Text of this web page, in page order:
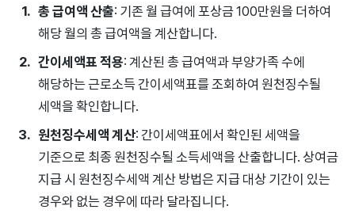
총 급여액 산출: 기존 월 급여에 포상금 100만원을 더하여
해당 월의 총 급여액을 계산합니다.
간이세액표 적용: 계산된 총 급여액과 부양가족 수에
해당하는 근로소득 간이세액표를 조회하여 원천징수될
세액을 확인합니다.
원천징수세액 계산: 간이세액표에서 확인된 세액을
기준으로 최종 원천징수될 소득세액을 산출합니다. 상여금
지급 시 원천징수세액 계산 방법은 지급 대상 기간이 있는
경우와 없는 경우에 따라 달라집니다.